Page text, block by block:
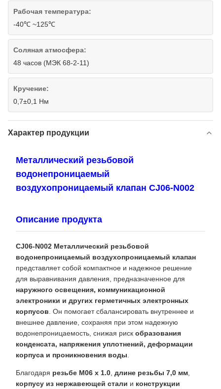
Рабочая температура:
-40℃ ~125℃
Соляная атмосфера:
48 часов (МЭК 68-2-11)
Кручение:
0,7±0,1 Нм
Характер продукции
Металлический резьбовой
водонепроницаемый
воздухопроницаемый клапан CJ06-N002
Описание продукта
CJ06-N002 Металлический резьбовой
водонепроницаемый воздухопроницаемый клапан
представляет собой компактное и надежное решение
для выравнивания давления, предназначенное для
наружного освещения, коммуникационной
электроники и других герметичных электронных
корпусов . Он помогает сбалансировать внутреннее и
внешнее давление, сохраняя при этом надежную
водонепроницаемость, снижая риск образования
конденсата, напряжения уплотнений, деформации
корпуса и проникновения воды
Благодаря резьбе M06 x 1.0 длине резьбы 7,0 мм
корпусу из нержавеющей стали и конструкции